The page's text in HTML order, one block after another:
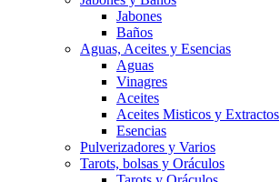
Jabones
Baños
Aguas, Aceites y Esencias
Aguas
Vinagres
Aceites
Aceites Misticos y Extractos
Esencias
Pulverizadores y Varios
Tarots, bolsas y Oráculos